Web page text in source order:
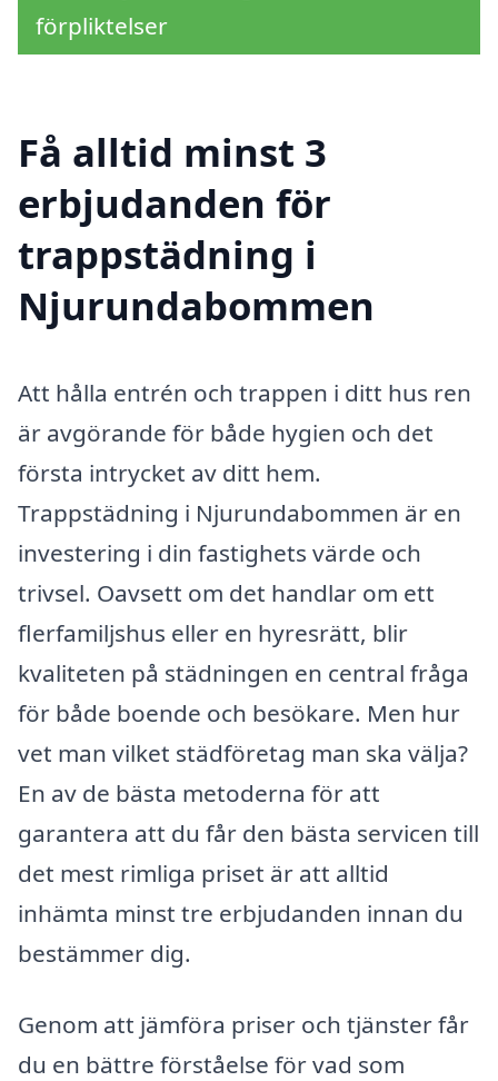
förpliktelser
Få alltid minst 3
erbjudanden för
trappstädning i
Njurundabommen
Att hålla entrén och trappen i ditt hus ren
är avgörande för både hygien och det
första intrycket av ditt hem.
Trappstädning i Njurundabommen är en
investering i din fastighets värde och
trivsel. Oavsett om det handlar om ett
flerfamiljshus eller en hyresrätt, blir
kvaliteten på städningen en central fråga
för både boende och besökare. Men hur
vet man vilket städföretag man ska välja?
En av de bästa metoderna för att
garantera att du får den bästa servicen till
det mest rimliga priset är att alltid
inhämta minst tre erbjudanden innan du
bestämmer dig.
Genom att jämföra priser och tjänster får
du en bättre förståelse för vad som